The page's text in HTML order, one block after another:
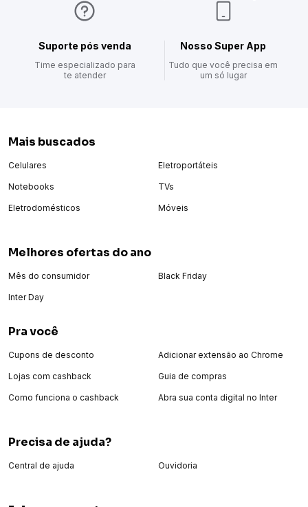
Suporte pós venda
Time especializado para
te atender
Nosso Super App
Tudo que você precisa em
um só lugar
Mais buscados
Celulares
Notebooks
Eletrodomésticos
Eletroportáteis
TVs
Móveis
Melhores ofertas do ano
Mês do consumidor
Inter Day
Black Friday
Pra você
Cupons de desconto
Lojas com cashback
Como funciona o cashback
Adicionar extensão ao Chrome
Guia de compras
Abra sua conta digital no Inter
Precisa de ajuda?
Central de ajuda Ouvidoria